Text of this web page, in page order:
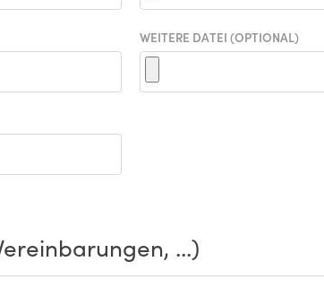
WEITERE DATEI (OPTIONAL)
...)